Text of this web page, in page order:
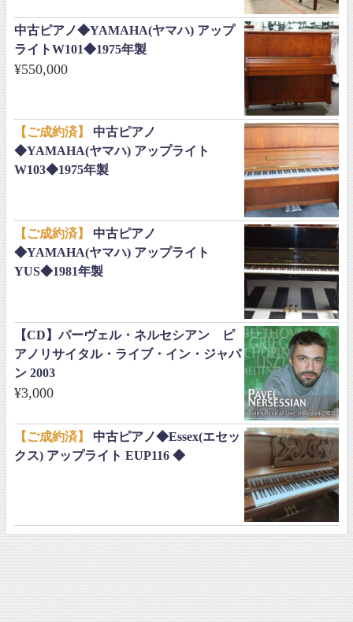
中古ピアノ◆YAMAHA(ヤマハ) アップ
ライトW101◆1975年製
¥550,000
【ご成約済】
中古ピアノ
◆YAMAHA(ヤマハ) アップライト
W103◆1975年製
【ご成約済】
中古ピアノ
◆YAMAHA(ヤマハ) アップライト
YUS◆1981年製
【CD】パーヴェル・ネルセシアン ピ
アノリサイタル・ライブ・イン・ジャパ
ン 2003
¥3,000
【ご成約済】
中古ピアノ◆Essex(エセッ
クス) アップライト EUP116 ◆